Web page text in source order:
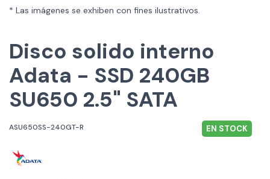
* Las imágenes se exhiben con fines ilustrativos.
Disco solido interno
Adata - SSD 240GB
SU650 2.5" SATA
ASU650SS-240GT-R EN STOCK